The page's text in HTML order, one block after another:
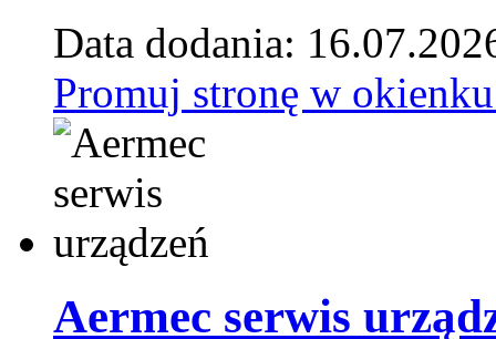
Data dodania:
Promuj stronę w
Aermec serwis